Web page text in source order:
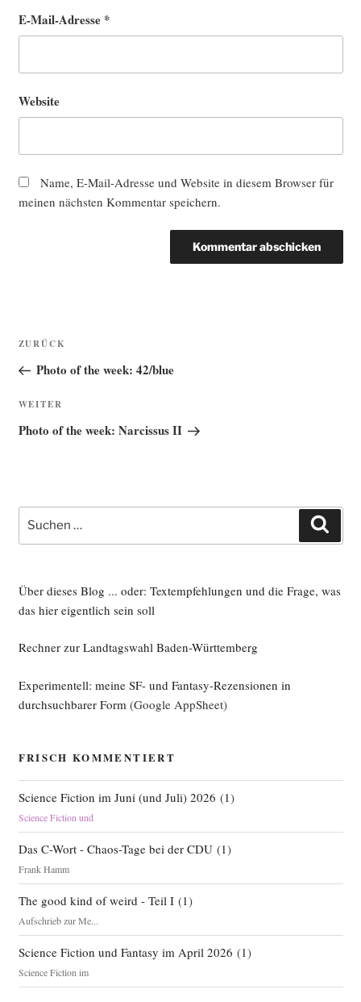
E-Mail-Adresse *
Website
Name, E-Mail-Adresse und Website in diesem Browser für
meinen nächsten Kommentar speichern.
Beitragsnavigation
Vorheriger
Beitrag
ZURÜCK
Photo of the week: 42/blue
Nächster
Beitrag
WEITER
Photo of the week: Narcissus II
Suche
nach:
Über dieses Blog ... oder: Textempfehlungen und die Frage, was
das hier eigentlich sein soll
Rechner zur Landtagswahl Baden-Württemberg
Experimentell: meine SF- und Fantasy-Rezensionen in
durchsuchbarer Form (Google AppSheet)
FRISCH KOMMENTIERT
Science Fiction im Juni (und Juli) 2026 (1)
Science Fiction und
Das C-Wort - Chaos-Tage bei der CDU(1)
Frank Hamm
The good kind of weird - Teil I(1)
Aufschrieb zur Me...
Science Fiction und Fantasy im April 2026 (1)
Science Fiction im